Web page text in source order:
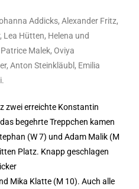
Addicks, Alexander Fritz,
Lea Hütten, Helena und
Malek, Oviya
Anton Steinkläubl, Emilia
zwei erreichte Konstantin
begehrte Treppchen kamen
(W 7) und Adam Malik (M
Platz. Knapp geschlagen
Mika Klatte (M 10). Auch alle